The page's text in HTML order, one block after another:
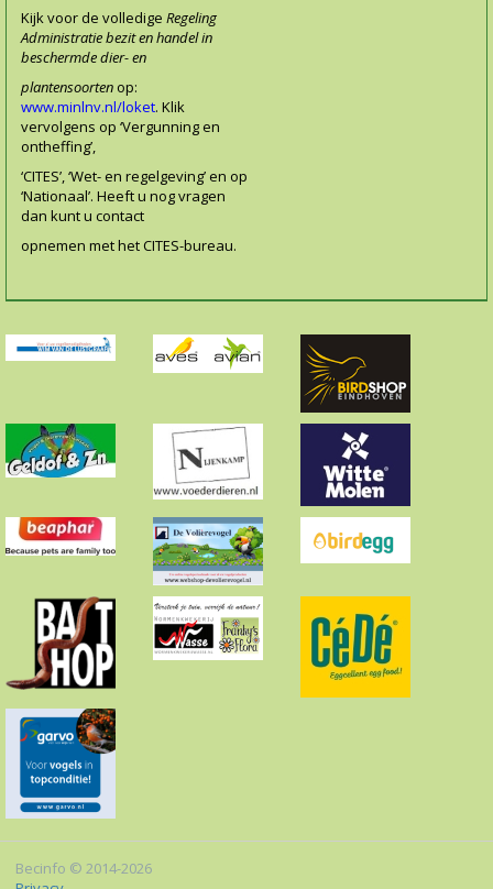
Kijk voor de volledige Regeling
Administratie bezit en handel in
beschermde dier- en
plantensoortenop:
www.minlnv.nl/loket. Klik
vervolgens op ‘Vergunning en
ontheffing’,
‘CITES’, ‘Wet- en regelgeving’ en op
‘Nationaal’. Heeft u nog vragen
dan kunt u contact
opnemen met het CITES-bureau.
Becinfo © 2014-2026